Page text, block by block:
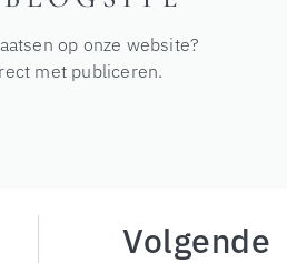
op onze website?
met publiceren.
Volgende